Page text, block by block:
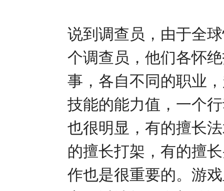
说到调查员，由于全
个调查员，他们各怀
事，各自不同的职业
技能的能力值，一个
也很明显，有的擅长
的擅长打架，有的擅
作也是很重要的。游